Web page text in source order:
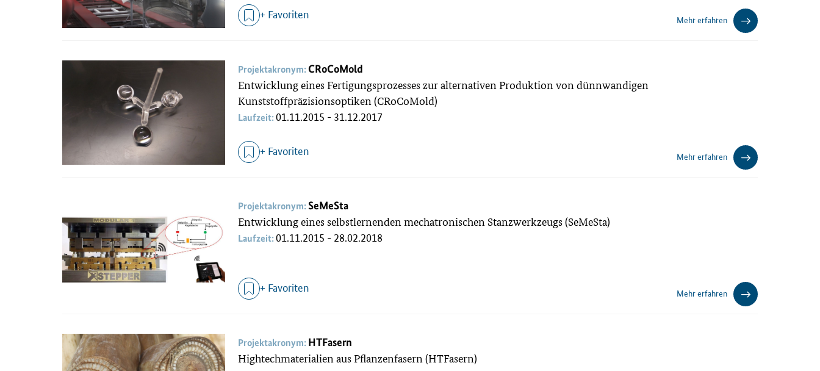
+ Favoriten Mehr erfahren
Projektakronym:CRoCoMold
Entwicklung eines Fertigungsprozesses zur alternativen Produktion von dünnwandigen
Kunststoffpräzisionsoptiken (CRoCoMold)
Laufzeit:01.11.2015 - 31.12.2017
+ Favoriten Mehr erfahren
Projektakronym: SeMeSta
Entwicklung eines selbstlernenden mechatronischen Stanzwerkzeugs (SeMeSta)
Laufzeit:01.11.2015 - 28.02.2018
+ Favoriten Mehr erfahren
Projektakronym: HTFasern
Hightechmaterialien aus Pflanzenfasern (HTFasern)